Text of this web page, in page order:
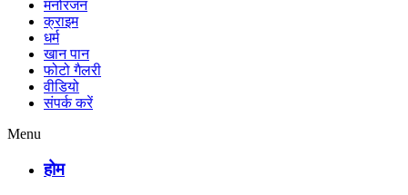
मनोरंजन
क्राइम
धर्म
खान पान
फोटो गैलरी
वीडियो
संपर्क करें
Menu
होम